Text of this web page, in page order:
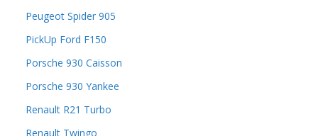
Peugeot Spider 905
PickUp Ford F150
Porsche 930 Caisson
Porsche 930 Yankee
Renault R21 Turbo
Renault Twingo